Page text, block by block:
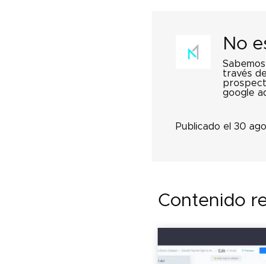
No
través
google
Publicado el 30
Contenido